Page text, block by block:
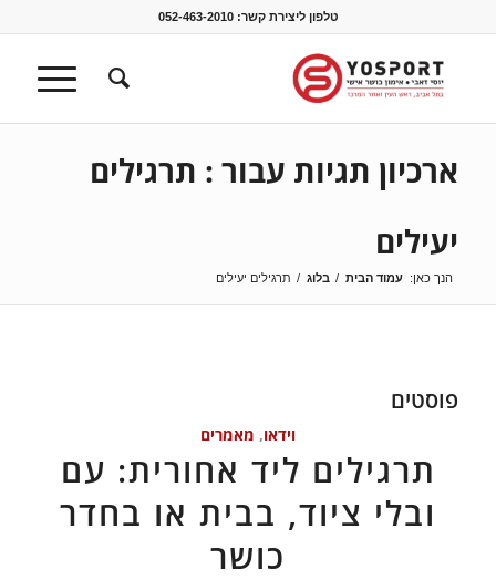
טלפון ליצירת קשר:052-463-2010
ארכיון תגיות עבור : תרגילים
יעילים
הנך כאן: עמוד הבית / בלוג / תרגילים יעילים
פוסטים
וידאו, מאמרים
תרגילים ליד אחורית: עם
ובלי ציוד, בבית או בחדר
כושר